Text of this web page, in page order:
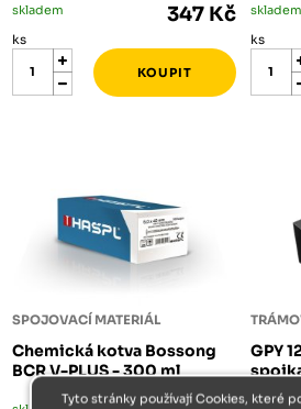
skladem 347 Kč
ks
skladem
ks
SPOJOVACÍ MATERIÁL
Chemická kotva Bossong
BCR V-PLUS - 300 ml
GPY
Tyto stránky používají Cookies, které